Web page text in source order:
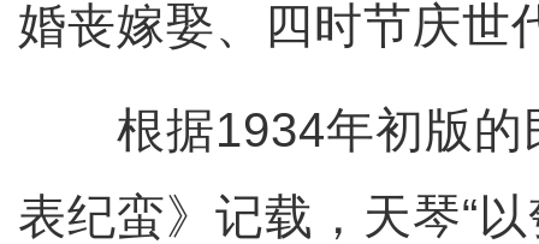
婚丧嫁娶、四时节庆世
根据1934年初版的
表纪蛮》记载，天琴“